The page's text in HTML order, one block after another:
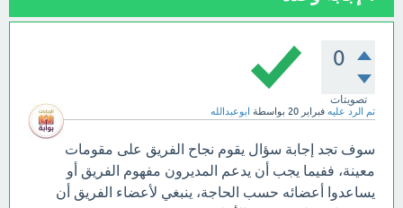
0
تصويتات
تم الرد عليه فبراير 20 بواسطة ابوعبدالله
سوف تجد إجابة سؤال يقوم نجاح الفريق على مقومات
معينة، ففيما يجب أن يدعم المديرون مفهوم الفريق أو
يساعدوا أعضائه حسب الحاجة، ينبغي لأعضاء الفريق أن